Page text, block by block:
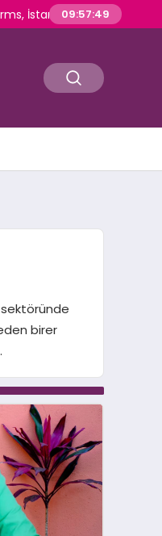
Prohunt 2026’da
09:57:50
sektöründe
birer